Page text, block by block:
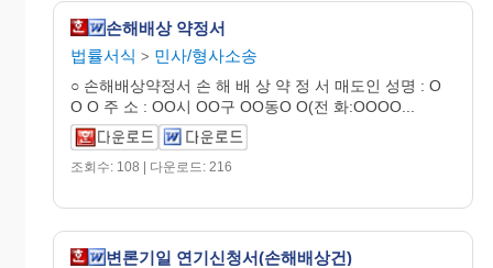
손해배상 약정서
법률서식 > 민사/형사소송
○ 손해배상약정서 손 해 배 상 약 정 서 매도인 성명 : O
O O 주 소 : OO시 OO구 OO동O O(전 화:OOOO...
조회수: 108 | 다운로드: 216
변론기일 연기신청서(손해배상건)